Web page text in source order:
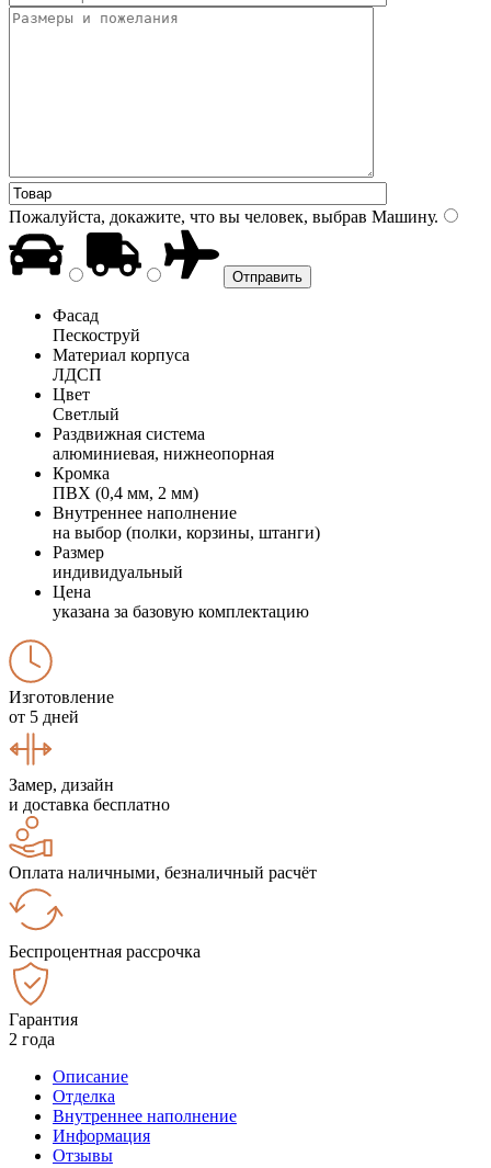
Пожалуйста, докажите, что вы человек, выбрав Машину.
Фасад
Пескоструй
Материал корпуса
ЛДСП
Цвет
Светлый
Раздвижная система
алюминиевая, нижнеопорная
Кромка
ПВХ (0,4 мм, 2 мм)
Внутреннее наполнение
на выбор (полки, корзины, штанги)
Размер
индивидуальный
Цена
указана за базовую комплектацию
Изготовление
от 5 дней
Замер, дизайн
и доставка бесплатно
Оплата наличными, безналичный расчёт
Беспроцентная рассрочка
Гарантия
2 года
Описание
Отделка
Внутреннее наполнение
Информация
Отзывы